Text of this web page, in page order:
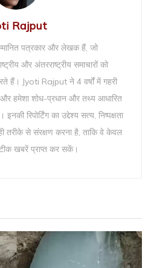
Rajput
पत्रकार और लेखक हैं, जो
और अंतरराष्ट्रीय समाचारों को
हैं। Jyoti Rajput ने 4 वर्षों में गहरी
और हमेशा शोध-प्रधान और तथ्य आधारित
रिपोर्टिंग का उद्देश्य सत्य, निष्पक्षता
तरीके से संरक्षण करना है, ताकि वे केवल
खबरें प्राप्त कर सकें।